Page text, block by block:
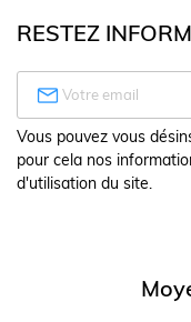
RESTEZ

Vous pouvez vous
pour cela nos
d'utilisation du site.